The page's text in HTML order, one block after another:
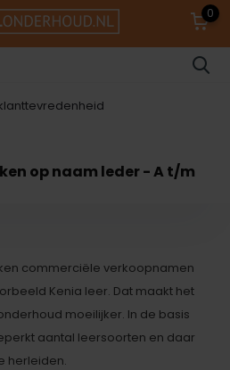
0
op naam leder - A t/m
commerciële verkoopnamen
Kenia leer. Dat maakt het
moeilijker. In de basis
aantal leersoorten en daar
herleiden.